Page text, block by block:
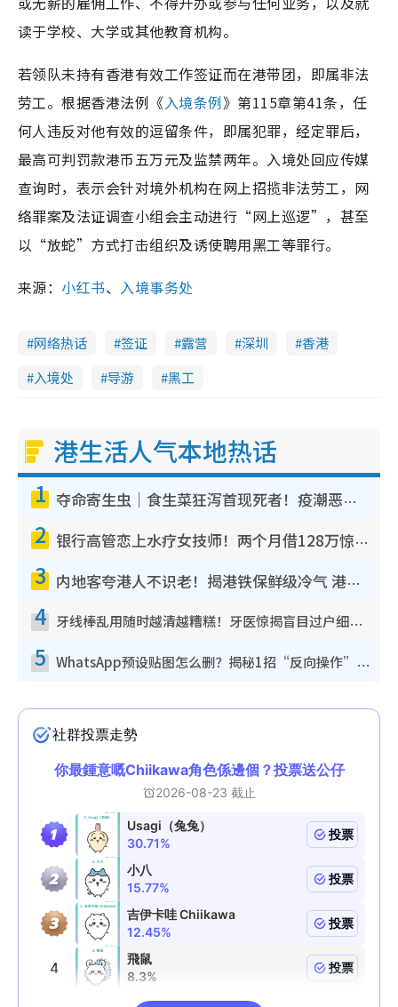
读于学校、大学或其他教育机构。
若领队未持有香港有效工作签证而在港带团，即属非法
劳工。根据香港法例《入境条例》第115章第41条，任
何人违反对他有效的逗留条件，即属犯罪，经定罪后，
最高可判罚款港币五万元及监禁两年。入境处回应传媒
查询时，表示会针对境外机构在网上招揽非法劳工，网
络罪案及法证调查小组会主动进行“网上巡逻”，甚至
以“放蛇”方式打击组织及诱使聘用黑工等罪行。
来源： 小红书、 入境事务处
网络热话 签证 露营 深圳
香港
入境处
导游 黑工
港生活人气本地热话
1 夺命寄生虫｜食生菜狂泻首现死者！疫潮恶化录1.8万宗病例 揭洗菜3大谬误
2 银行高管恋上水疗女技师！两个月借128万惊觉“沉船”沉落火海 揭背后疑似邪教操控卖淫
3 内地客夸港人不识老！揭港铁保鲜级冷气 港人求放过：别投诉
4 牙线棒乱用随时越清越糟糕！牙医惊揭盲目过户细菌恐致蛀牙：这种才是日常真保养
5 WhatsApp预设贴图怎么删？揭秘1招“反向操作”还原简洁界面 附3步实测教程